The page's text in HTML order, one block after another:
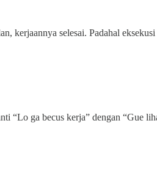
kerjaannya selesai. Padahal
“Lo ga becus kerja” dengan “Gue